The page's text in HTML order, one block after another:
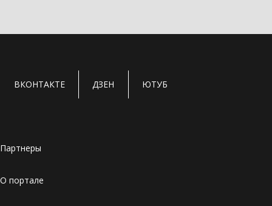
ВКОНТАКТЕ ДЗЕН ЮТУБ
Партнеры
О портале